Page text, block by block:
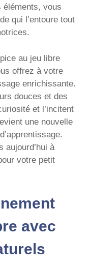
éléments, vous
qui l’entoure tout
au jeu libre
offrez à votre
enrichissante.
douces et des
et l’incitent
une nouvelle
aujourd’hui à
votre petit
avec